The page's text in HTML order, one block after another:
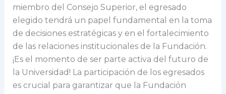
miembro del Consejo Superior, el egresado
elegido tendrá un papel fundamental en la toma
de decisiones estratégicas y en el fortalecimiento
de las relaciones institucionales de la Fundación.
¡Es el momento de ser parte activa del futuro de
la Universidad! La participación de los egresados
es crucial para garantizar que la Fundación